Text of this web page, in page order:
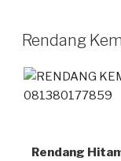
Rendang
Rendang